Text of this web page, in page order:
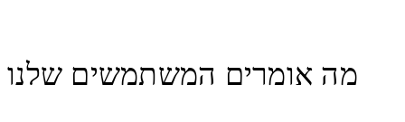
מה אומרים המשתמשים שלנו